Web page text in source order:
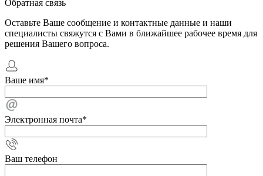
Обратная связь
Оставьте Ваше сообщение и контактные данные и наши
специалисты свяжутся с Вами в ближайшее рабочее время для
решения Вашего вопроса.
Ваше имя*
Электронная почта*
Ваш телефон